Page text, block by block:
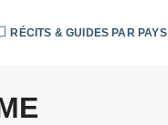
RÉCITS & GUIDES PAR PAYS